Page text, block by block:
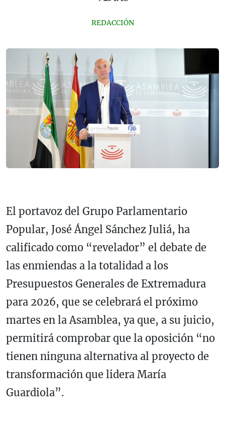
REDACCIÓN
El portavoz del Grupo Parlamentario
Popular, José Ángel Sánchez Juliá, ha
calificado como “revelador” el debate de
las enmiendas a la totalidad a los
Presupuestos Generales de Extremadura
para 2026, que se celebrará el próximo
martes en la Asamblea, ya que, a su juicio,
permitirá comprobar que la oposición “no
tienen ninguna alternativa al proyecto de
transformación que lidera María
Guardiola”.